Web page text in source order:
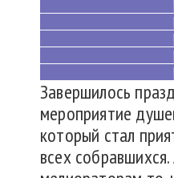
Завершилось
мероприятие
который стал
всех